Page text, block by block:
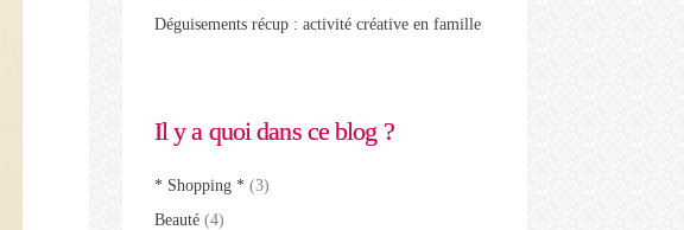
Déguisements récup : activité créative en famille
Il y a quoi dans ce blog ?
* Shopping *(3)
Beauté(4)